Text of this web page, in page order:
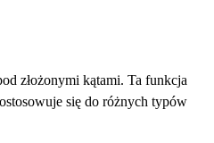
złożonymi kątami. Ta funkcja
się do różnych typów